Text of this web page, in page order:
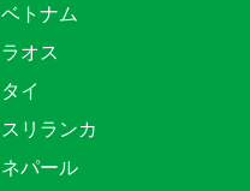
ベトナム
ラオス
タイ
スリランカ
ネパール